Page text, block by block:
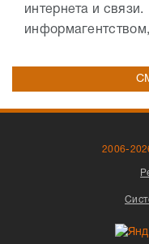
интернета и
2006-